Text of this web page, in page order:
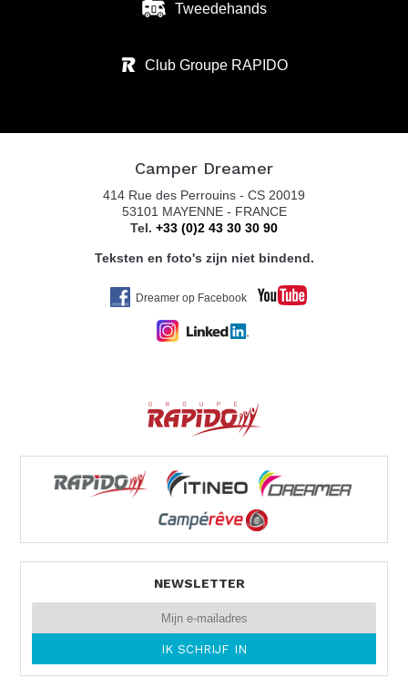
Tweedehands
Club Groupe RAPIDO
Camper Dreamer
414 Rue des Perrouins - CS 20019
53101 MAYENNE - FRANCE
Tel. +33 (0)2 43 30 30 90
Teksten en foto's zijn niet bindend.
Dreamer op Facebook
NEWSLETTER